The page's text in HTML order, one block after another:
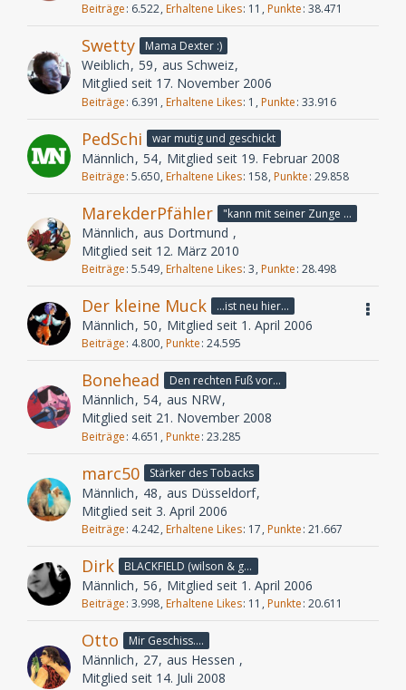
Beiträge 6.522 Erhaltene Likes 11 Punkte 38.471
Swetty Mama Dexter :)
Weiblich 59 aus Schweiz
Mitglied seit 17. November 2006
Beiträge 6.391 Erhaltene Likes 1 Punkte 33.916
PedSchi war mutig und geschickt
Männlich 54 Mitglied seit 19. Februar 2008
Beiträge 5.650 Erhaltene Likes 158 Punkte 29.858
MarekderPfähler "kann mit seiner Zunge bis an seine Nasenspitze"
Männlich aus Dortmund
Mitglied seit 12. März 2010
Beiträge 5.549 Erhaltene Likes 3 Punkte 28.498
Der kleine Muck ...ist neu hier...
Männlich 50 Mitglied seit 1. April 2006
Beiträge 4.800 Punkte 24.595
Bonehead Den rechten Fuß vor...
Männlich 54 aus NRW
Mitglied seit 21. November 2008
Beiträge 4.651 Punkte 23.285
marc50 Stärker des Tobacks
Männlich 48 aus Düsseldorf
Mitglied seit 3. April 2006
Beiträge 4.242 Erhaltene Likes 17 Punkte 21.667
Dirk BLACKFIELD (wilson & geffen)
Männlich 56 Mitglied seit 1. April 2006
Beiträge 3.998 Erhaltene Likes 11 Punkte 20.611
Otto Mir Geschiss....
Männlich 27 aus Hessen
Mitglied seit 14. Juli 2008